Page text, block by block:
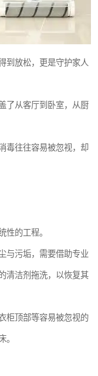
到放松，更是守护家人
了从客厅到卧室，从厨
毒往往容易被忽视，却
性的工程。
与污垢，需要借助专业
清洁剂拖洗，以恢复其
柜顶部等容易被忽视的
。